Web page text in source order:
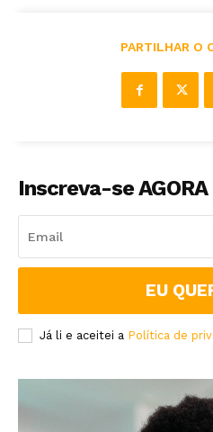
PARTILHAR O
Inscreva-se AGORA
EU
Já li e aceitei a Política de